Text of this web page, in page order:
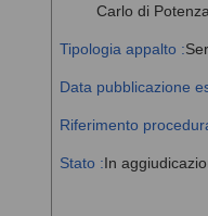
Carlo di
Tipologia appalto :
Data pubblicazione
Riferimento
Stato :In